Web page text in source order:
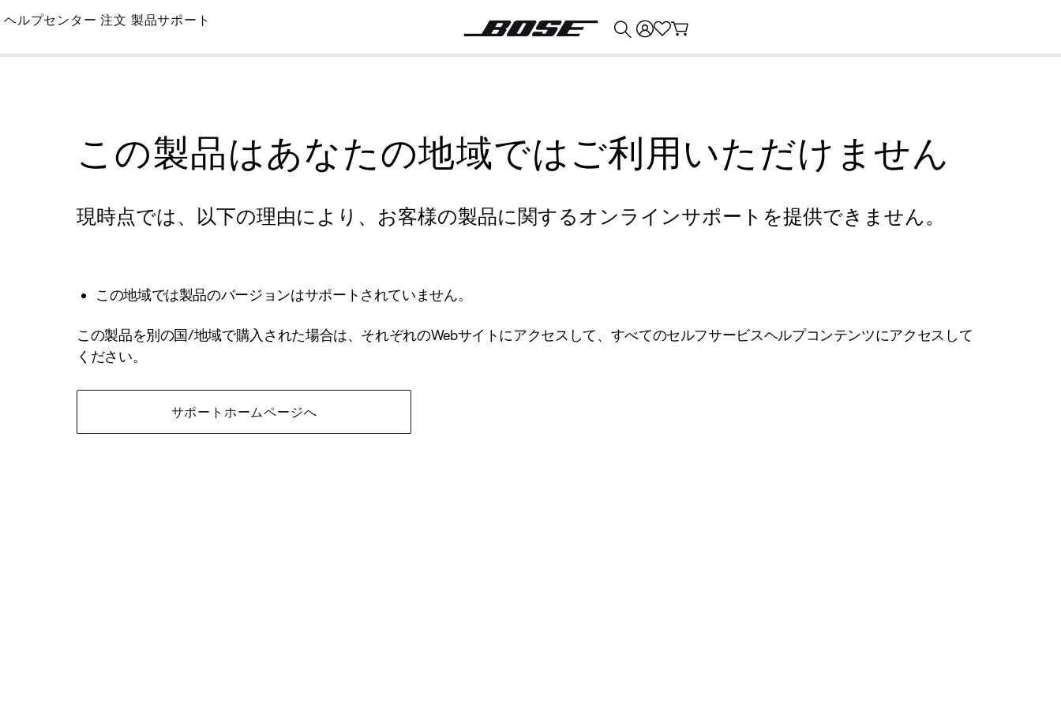
Skip
Main
ヘルプセンター 注文 製品サポート
この製品はあなたの地域ではご利用いただけません
現時点では、以下の理由により、お客様の製品に関するオンラインサポートを提供できません。
この地域では製品のバージョンはサポートされていません。
この製品を別の国/地域で購入された場合は、それぞれのWebサイトにアクセスして、すべてのセルフサービスヘルプコンテンツにアクセスして
ください。
サポートホームページへ